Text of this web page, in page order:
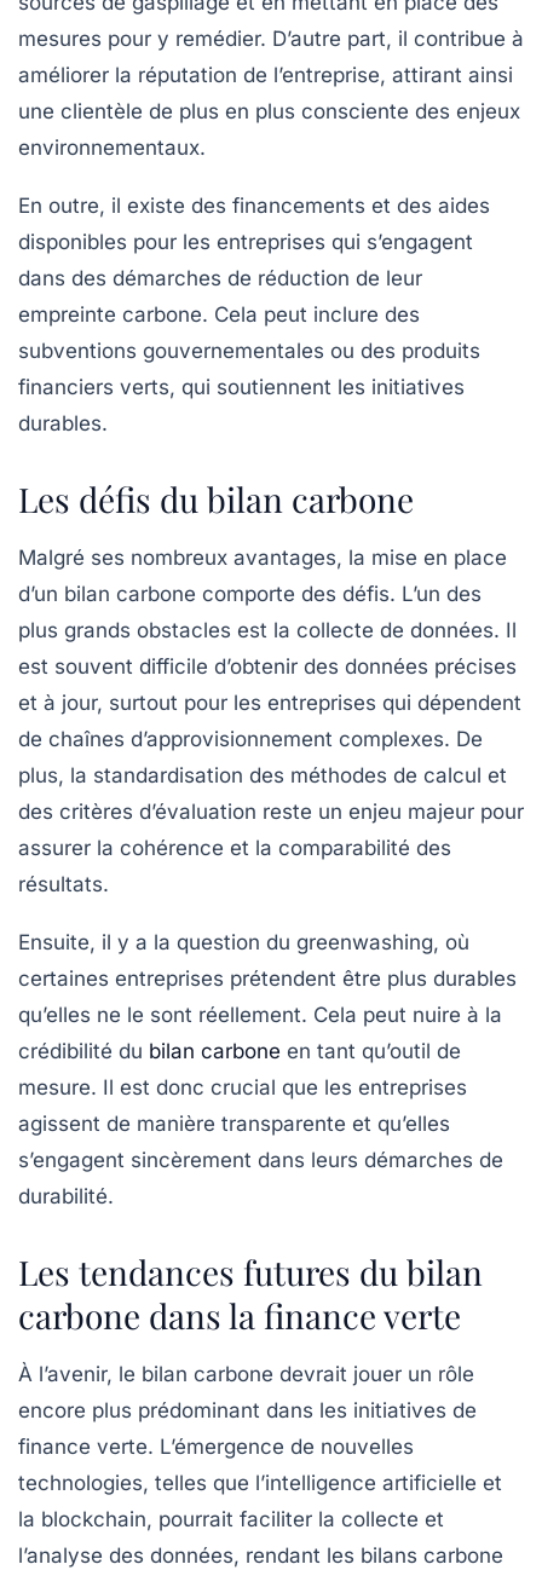
mesures pour y remédier. D’autre part, il contribue à
améliorer la réputation de l’entreprise, attirant ainsi
une clientèle de plus en plus consciente des enjeux
environnementaux.
En outre, il existe des financements et des aides
disponibles pour les entreprises qui s’engagent
dans des démarches de réduction de leur
empreinte carbone. Cela peut inclure des
subventions gouvernementales ou des produits
financiers verts, qui soutiennent les initiatives
durables.
Les défis du bilan carbone
Malgré ses nombreux avantages, la mise en place
d’un bilan carbone comporte des défis. L’un des
plus grands obstacles est la collecte de données. Il
est souvent difficile d’obtenir des données précises
et à jour, surtout pour les entreprises qui dépendent
de chaînes d’approvisionnement complexes. De
plus, la standardisation des méthodes de calcul et
des critères d’évaluation reste un enjeu majeur pour
assurer la cohérence et la comparabilité des
résultats.
Ensuite, il y a la question du greenwashing, où
certaines entreprises prétendent être plus durables
qu’elles ne le sont réellement. Cela peut nuire à la
crédibilité du bilan carbone en tant qu’outil de
mesure. Il est donc crucial que les entreprises
agissent de manière transparente et qu’elles
s’engagent sincèrement dans leurs démarches de
durabilité.
Les tendances futures du bilan
carbone dans la finance verte
À l’avenir, le bilan carbone devrait jouer un rôle
encore plus prédominant dans les initiatives de
finance verte. L’émergence de nouvelles
technologies, telles que l’intelligence artificielle et
la blockchain, pourrait faciliter la collecte et
l’analyse des données, rendant les bilans carbone